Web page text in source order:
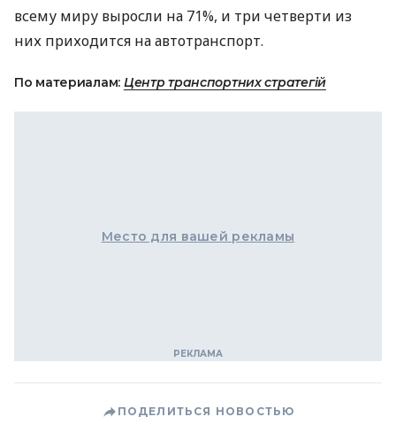
всему миру выросли на 71%, и три четверти из
них приходится на автотранспорт.
По материалам: Центр транспортних стратегій
Место для вашей рекламы
ПОДЕЛИТЬСЯ НОВОСТЬЮ